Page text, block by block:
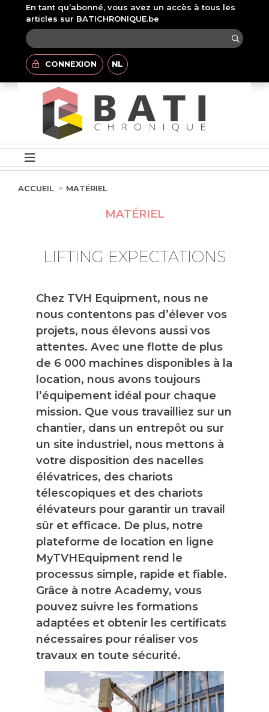
En tant qu’abonné, vous avez un accès à tous les
articles sur BATICHRONIQUE.be
CONNEXION NL
ACCUEIL MATÉRIEL
MATÉRIEL
LIFTING EXPECTATIONS
Chez TVH Equipment, nous ne
nous contentons pas d’élever vos
projets, nous élevons aussi vos
attentes. Avec une flotte de plus
de 6 000 machines disponibles à la
location, nous avons toujours
l’équipement idéal pour chaque
mission. Que vous travailliez sur un
chantier, dans un entrepôt ou sur
un site industriel, nous mettons à
votre disposition des nacelles
élévatrices, des chariots
télescopiques et des chariots
élévateurs pour garantir un travail
sûr et efficace. De plus, notre
plateforme de location en ligne
MyTVHEquipment rend le
processus simple, rapide et fiable.
Grâce à notre Academy, vous
pouvez suivre les formations
adaptées et obtenir les certificats
nécessaires pour réaliser vos
travaux en toute sécurité.